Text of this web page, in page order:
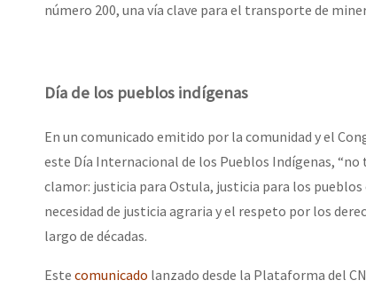
número 200, una vía clave para el transporte de
Día de los pueblos indígenas
En un comunicado emitido por la comunidad y el
este Día Internacional de los Pueblos Indígenas,
clamor: justicia para Ostula, justicia para los
necesidad de justicia agraria y el respeto por los
largo de décadas.
Este comunicado lanzado desde la Plataforma del